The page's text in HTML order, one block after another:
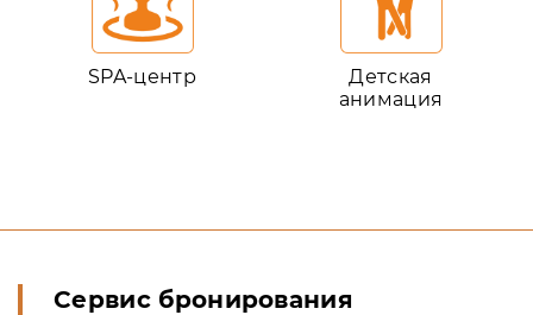
SPA-центр
Детская
анимация
Сервис бронирования